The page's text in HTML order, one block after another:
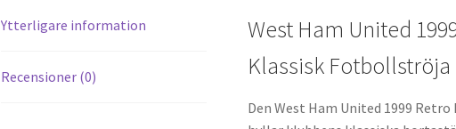
Ytterligare information
Recensioner (0)
West Ham United
Klassisk
Den West Ham United 1999